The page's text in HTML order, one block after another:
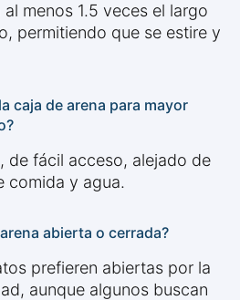
menos 1.5 veces el largo
permitiendo que se estire y
caja de arena para mayor
de fácil acceso, alejado de
comida y agua.
abierta o cerrada?
prefieren abiertas por la
aunque algunos buscan